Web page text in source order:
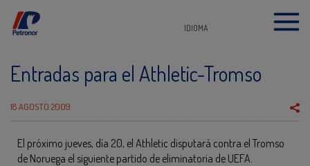
IDIOMA
Entradas para el Athletic-Tromso
18 AGOSTO 2009
El próximo jueves, día 20, el Athletic disputará contra el Tromso
de Noruega el siguiente partido de eliminatoria de UEFA.